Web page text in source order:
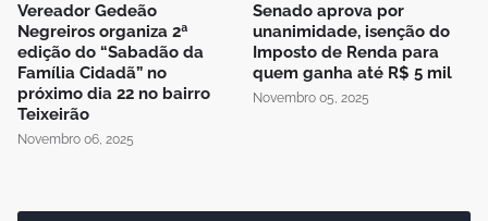
Vereador Gedeão
Negreiros organiza 2ª
edição do “Sabadão da
Família Cidadã” no
próximo dia 22 no bairro
Teixeirão
Novembro 06, 2025
Senado aprova por
unanimidade, isenção do
Imposto de Renda para
quem ganha até R$ 5 mil
Novembro 05, 2025